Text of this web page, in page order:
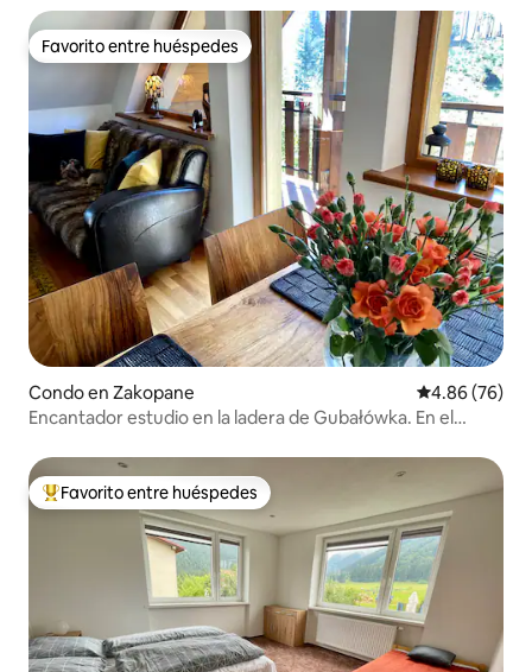
Favorito entre huéspedes
Favorito entre huéspedes
Condo en Zakopane Calificación
4.86 (76)
Encantador estudio en la ladera de Gubałówka. En el
Favorito entre huéspedes preferido
Favorito entre huéspedes